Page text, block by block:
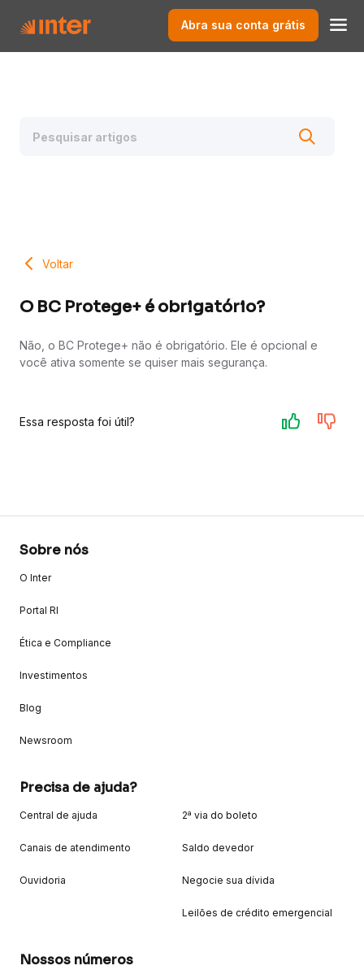
Abra sua conta grátis
Voltar
O BC Protege+ é obrigatório?
Não, o BC Protege+ não é obrigatório. Ele é opcional e
você ativa somente se quiser mais segurança.
Essa resposta foi útil?
Sobre nós
O Inter
Portal RI
Ética e Compliance
Investimentos
Blog
Newsroom
Precisa de ajuda?
Central de ajuda
Canais de atendimento
Ouvidoria
2ª via do boleto
Saldo devedor
Negocie sua dívida
Leilões de crédito emergencial
Nossos números